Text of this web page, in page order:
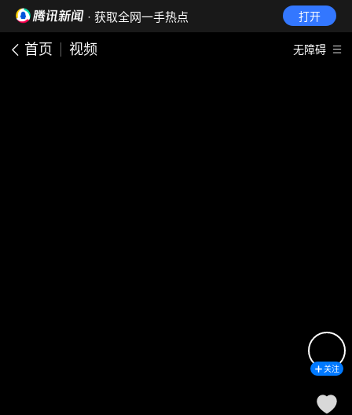
· 获取全网一手热点 打开
首页 视频 无障碍
关注